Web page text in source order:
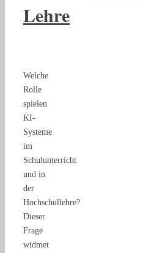
Lehre
Welche
Rolle
spielen
KI-
Systeme
im
Schulunterricht
und in
der
Hochschullehre?
Dieser
Frage
widmet